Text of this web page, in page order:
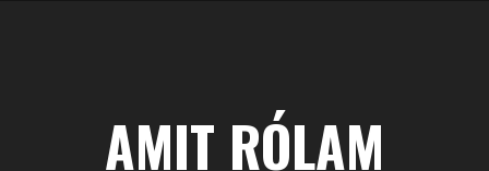
AMIT RÓLAM